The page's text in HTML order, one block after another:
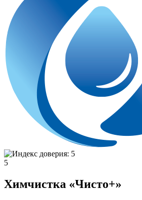
5
Химчистка «Чисто+»